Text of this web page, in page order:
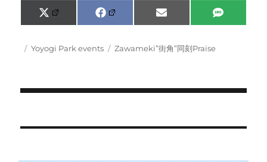
Share
on
X
(
w
i
r
Share
on
F
a
e
Share
on
E
m
i
l
Share
on
S
M
Posted
Categories
Yoyogi Park events Tags
Zawameki”街角”同刻Praise
navigation